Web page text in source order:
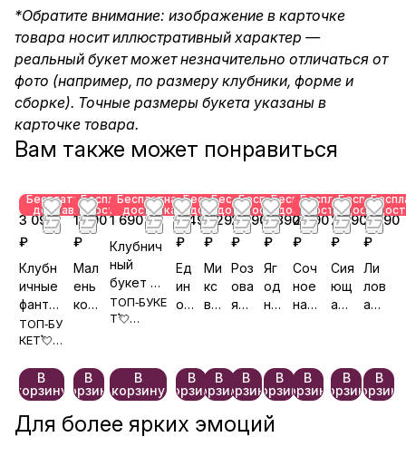
*Обратите внимание: изображение в карточке
товара носит иллюстративный характер —
реальный букет может незначительно отличаться от
фото (например, по размеру клубники, форме и
сборке). Точные размеры букета указаны в
карточке товара.
Вам также может понравиться
Бесплатная
доставка
3 090
₽
Клубн
ичные
фантаз
ии
ТОП‑БУ
КЕТ💘
и 1
000+
раз
В
корзину
Бесплатная
доставка
1 390
₽
Мал
ень
кое
В
корзину
Бесплатная
доставка
1 690 ₽
Клубнич
ный
букет в
розовой
упаковк
ТОП‑БУКЕ
Т💘
раз
В
корзину
Бесплатная
доставка
6 490
₽
Ед
ин
ор
В
корзину
Бесплатная
доставка
3 290
₽
Ми
кс
вк
В
корзину
Бесплатная
доставка
2 390
₽
Роз
ова
я
В
корзину
Бесплатная
доставка
2 890
₽
Яг
од
на
наВ
корзину
Бесплатная
доставка
2 890
₽
Соч
ное
насл
В
корзину
Бесплатная
доставка
2 890
₽
Сия
ющ
ая
В
корзину
2 390
₽
Ли
лов
ая
В
корзину
Для более ярких эмоций